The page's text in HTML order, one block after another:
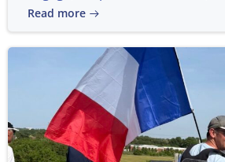
Read more